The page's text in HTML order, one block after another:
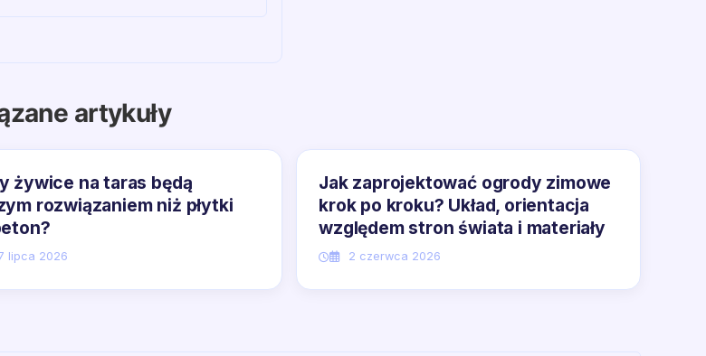
artykuły
żywice na taras będą
rozwiązaniem niż płytki
lipca 2026
Jak zaprojektować ogrody zimowe
krok po kroku? Układ, orientacja
względem stron świata i materiały
2 czerwca 2026